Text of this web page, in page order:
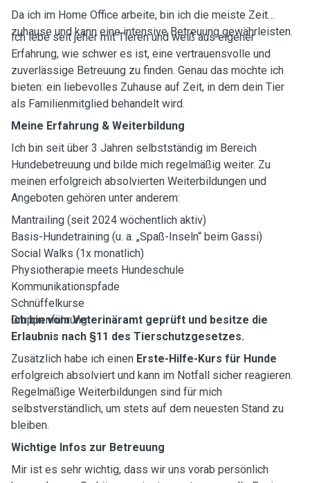
Da ich im Home Office arbeite, bin ich die meiste Zeit
zuhause und kann eine intensive Betreuung gewährleisten.
Ich lebe seit jeher mit Tieren und weiß aus eigener
Erfahrung, wie schwer es ist, eine vertrauensvolle und
zuverlässige Betreuung zu finden. Genau das möchte ich
bieten: ein liebevolles Zuhause auf Zeit, in dem dein Tier
als Familienmitglied behandelt wird.
Meine Erfahrung & Weiterbildung
Ich bin seit über 3 Jahren selbstständig im Bereich
Hundebetreuung und bilde mich regelmäßig weiter. Zu
meinen erfolgreich absolvierten Weiterbildungen und
Angeboten gehören unter anderem:
Mantrailing (seit 2024 wöchentlich aktiv)
Basis-Hundetraining (u. a. „Spaß-Inseln“ beim Gassi)
Social Walks (1x monatlich)
Physiotherapie meets Hundeschule
Kommunikationspfade
Schnüffelkurse
Gruppenführung
Ich bin vom Veterinäramt geprüft und besitze die
Erlaubnis nach §11 des Tierschutzgesetzes.
Zusätzlich habe ich einen Erste-Hilfe-Kurs für Hunde
erfolgreich absolviert und kann im Notfall sicher reagieren.
Regelmäßige Weiterbildungen sind für mich
selbstverständlich, um stets auf dem neuesten Stand zu
bleiben.
Wichtige Infos zur Betreuung
Mir ist es sehr wichtig, dass wir uns vorab persönlich